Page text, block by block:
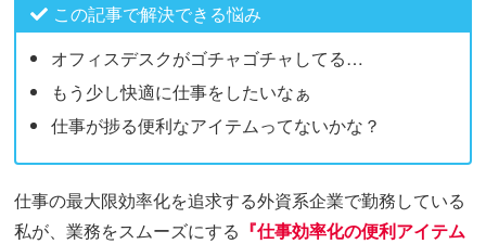
この記事で解決できる悩み
オフィスデスクがゴチャゴチャしてる…
もう少し快適に仕事をしたいなぁ
仕事が捗る便利なアイテムってないかな？
仕事の最大限効率化を追求する外資系企業で勤務している
私が、業務をスムーズにする 『仕事効率化の便利アイテム